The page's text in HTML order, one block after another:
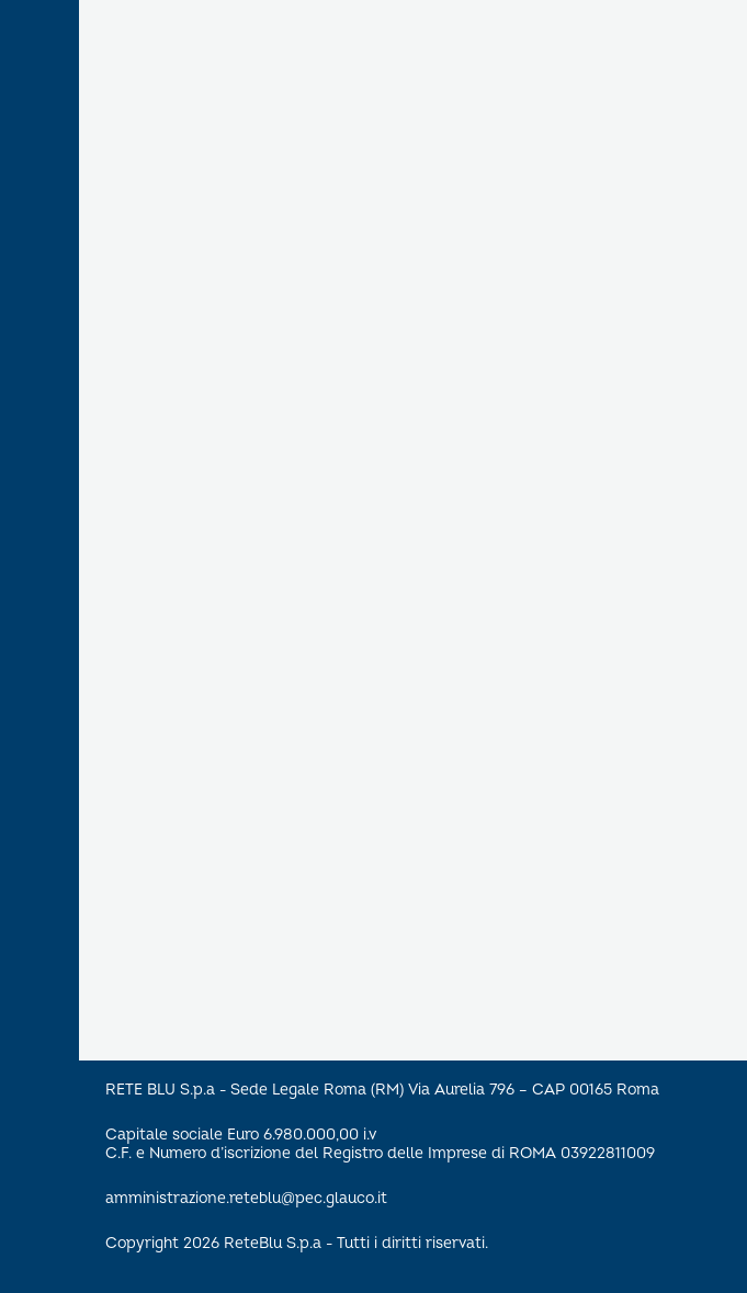
RETE BLU S.p.a - Sede Legale Roma (RM) Via Aurelia 796 – CAP 00165 Roma
Capitale sociale Euro 6.980.000,00 i.v
C.F. e Numero d’iscrizione del Registro delle Imprese di ROMA 03922811009
amministrazione.reteblu@pec.glauco.it
Copyright 2026 ReteBlu S.p.a - Tutti i diritti riservati.